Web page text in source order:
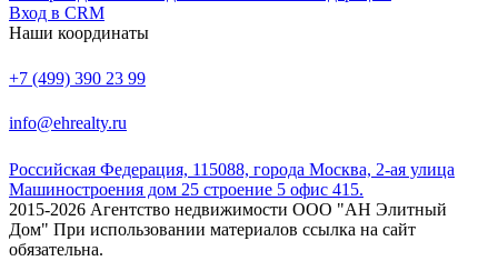
Вход в CRM
Наши координаты
+7 (499) 390 23 99
info@ehrealty.ru
Российская Федерация, 115088, города Москва, 2-ая улица
Машиностроения дом 25 строение 5 офис 415.
2015-2026 Агентство недвижимости ООО "АН Элитный
Дом" При использовании материалов ссылка на сайт
обязательна.